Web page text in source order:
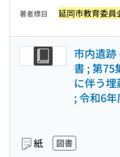
著者標目 延岡市教育委員
市内遺跡
書 ; 第75
に伴う
; 令和6年
紙 図書